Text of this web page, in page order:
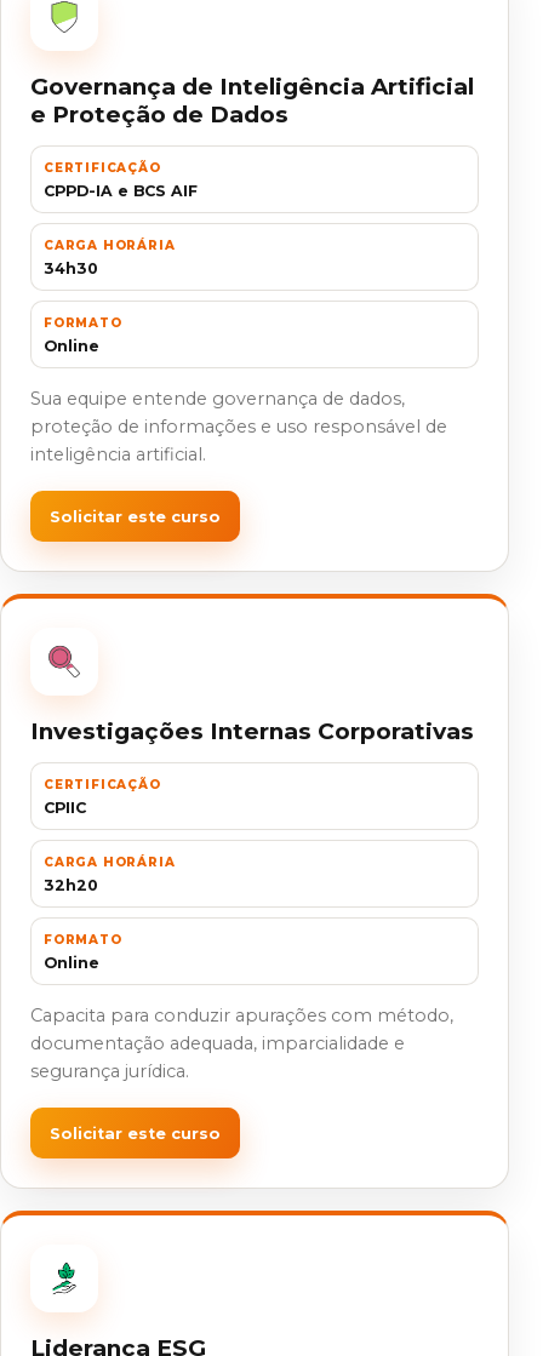
Governança de Inteligência Artificial
e Proteção de Dados
CERTIFICAÇÃO
CPPD-IA e BCS AIF
CARGA HORÁRIA
34h30
FORMATO
Online
Sua equipe entende governança de dados,
proteção de informações e uso responsável de
inteligência artificial.
Solicitar este curso
Investigações Internas Corporativas
CERTIFICAÇÃO
CPIIC
CARGA HORÁRIA
32h20
FORMATO
Online
Capacita para conduzir apurações com método,
documentação adequada, imparcialidade e
segurança jurídica.
Solicitar este curso
Liderança ESG